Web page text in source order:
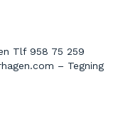
Tlf 958 75 259
– Tegning